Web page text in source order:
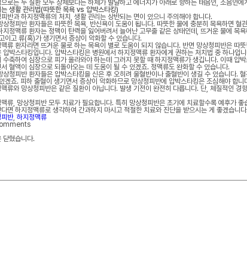
으로는 두 질환 모두 상체보다는 하체가 발달하고 에너지가 아래로 향하는 태음인, 소음인에
는 생활 관리법(따뜻한 목욕 vs 압박스타킹)
피반과 하지정맥류의 처치, 생활 관리는 상반되는 면이 있으니 주의해야 합니다.
상청피반 환자들은 따뜻한 목욕, 반신욕이 도움이 됩니다. 따뜻한 물에 충분히 목욕하면
지정맥류 환자는 정맥이 탄력을 잃어버려서 늘어난 고무줄 같은 상태인데, 뜨거운 물에 목
이고 류(혹)가 생기면서 증상이 악화할 수 있습니다.
류 환자라면 뜨거운 물로 하는 목욕이 별로 도움이 되지 않습니다. 반면 망상청피반은 따
압박스타킹입니다. 압박스타킹은 병원에서 하지정맥류 환자에게 권하는 처치법 중 하나입
수축하여 심장으로 피가 올라와야 하는데 그러지 못할 때 하지정맥류가 생깁니다. 이때 압
혈액이 심장으로 되돌아오는 데 도움이 될 수 있겠죠. 정맥류도 완화할 수 있습니다.
상청피반 환자들은 압박스타킹을 신은 후 오히려 울혈반이나 출혈반이 생길 수 있습니다.
겠죠. 피하 출혈이 생기면서 증상이 악화하므로 망상청피반에 압박스타킹은 조심해야 합니
류와 망상청피반은 같은 질환이 아닙니다. 발생 기전이 완전히 다릅니다. 단, 체질적인 경
류, 망상청피반 모두 치료가 필요합니다. 특히 망상청피반은 초기에 치료할수록 예후가
다면 하지정맥류로 생각하여 간과하지 마시고 적절한 치료와 진단을 받으시는 게 좋겠습니
피반, 하지정맥류
닫혔습니다.